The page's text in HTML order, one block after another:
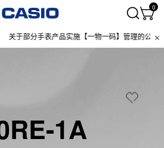
0
分手表产品实施【一物一码】管理的公告 >
1A